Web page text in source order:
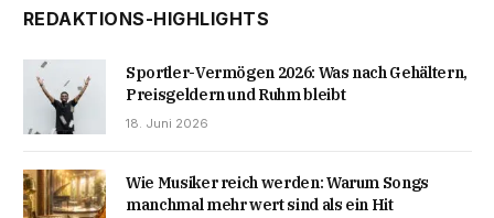
REDAKTIONS-HIGHLIGHTS
Sportler-Vermögen 2026: Was nach Gehältern,
Preisgeldern und Ruhm bleibt
18. Juni 2026
Wie Musiker reich werden: Warum Songs
manchmal mehr wert sind als ein Hit